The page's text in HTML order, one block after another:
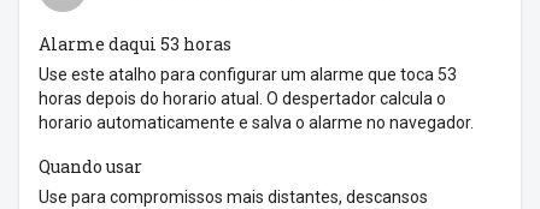
Alarme daqui 53 horas
Use este atalho para configurar um alarme que toca 53
horas depois do horario atual. O despertador calcula o
horario automaticamente e salva o alarme no navegador.
Quando usar
Use para compromissos mais distantes, descansos